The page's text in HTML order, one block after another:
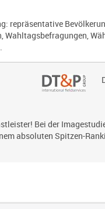
repräsentative
Wahltagsbefragungen,
Bei der
absoluten Spitzen-